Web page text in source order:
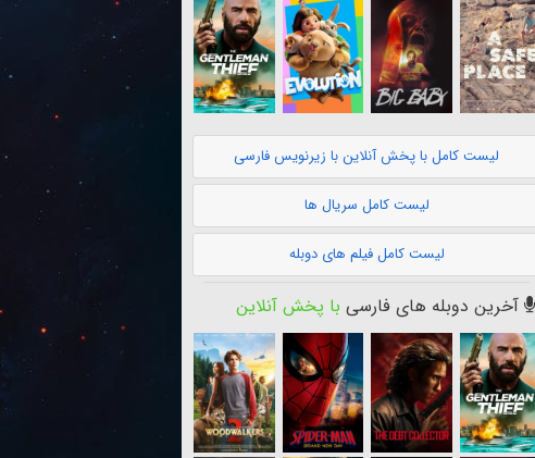
لیست کامل با پخش آنلاین با زیرنویس فارسی
لیست کامل سریال ها
لیست کامل فیلم های دوبله
آخرین دوبله های فارسی با پخش آنلاین